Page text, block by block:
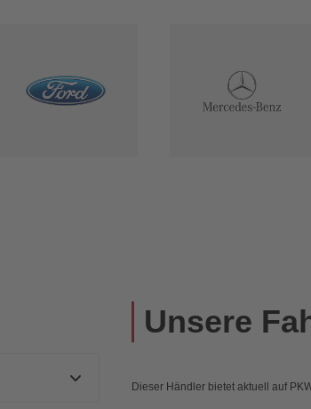
Unsere
Dieser Händler bietet aktuell auf